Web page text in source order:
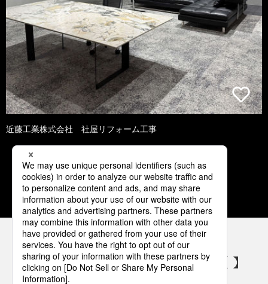
近藤工業株式会社 社屋リフォーム工事
1 2 3 4 5
パナソニックの電気設備 SNSアカウント